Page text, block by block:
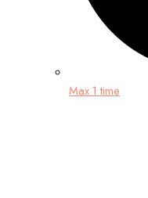
Max 1 time